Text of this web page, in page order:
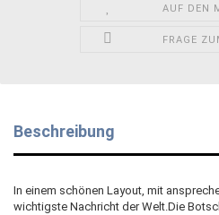
AUF DEN
FRAGE
Beschreibung
In einem schönen Layout, mit
wichtigste Nachricht der Welt.Die